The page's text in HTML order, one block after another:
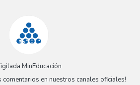
MinEducación
comentarios en nuestros canales oficiales!